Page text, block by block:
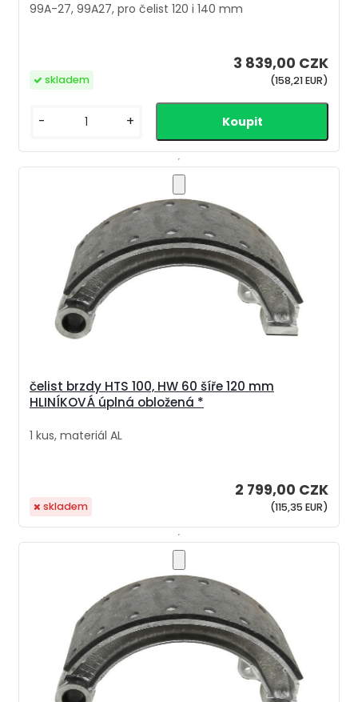
99A-27, 99A27, pro čelist 120 i 140 mm
3 839,00 CZK
(158,21 EUR)
skladem
- +
čelist brzdy HTS 100, HW 60 šíře 120 mm
HLINÍKOVÁ úplná obložená *
1 kus, materiál AL
2 799,00 CZK
(115,35 EUR)
skladem